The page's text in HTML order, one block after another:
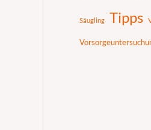
Säugling Tipps